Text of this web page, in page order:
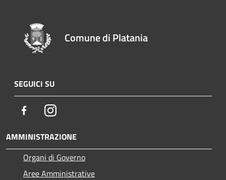
Comune di Platania
SEGUICI SU
FacebookInstagram
AMMINISTRAZIONE
Organi di Governo
Aree Amministrative